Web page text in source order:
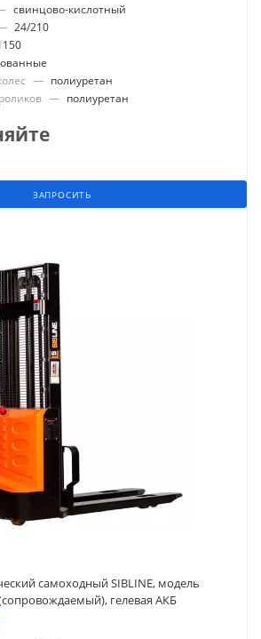
свинцово-кислотный
24/210
— полиуретан
— полиуретан
ЗАПРОСИТЬ
самоходный SIBLINE, модель
гелевая АКБ